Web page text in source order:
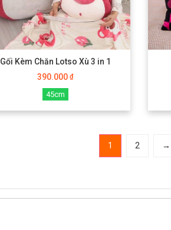
Gối Kèm Chăn Lotso Xù 3 in 1
390.000 ₫
45cm
1 2 →